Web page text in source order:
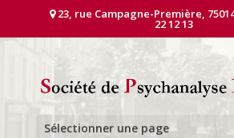
23, rue Campagne-Première,
22 12 13
Sélectionner une page